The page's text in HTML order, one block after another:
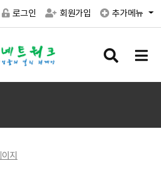
로그인 회원가입 추가메뉴
검
버
메
버
지